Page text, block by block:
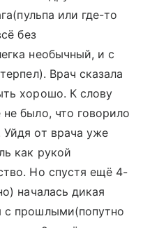
или где-то
без
необычный, и с
Врач сказала
хорошо. К слову
было, что говорило
от врача уже
как рукой
Но спустя ещё 4-
началась дикая
с прошлыми(попутно